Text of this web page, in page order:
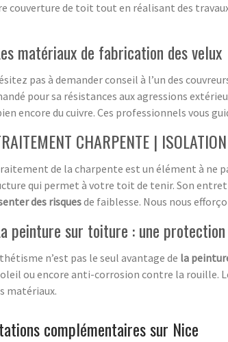
couverture de toit tout en réalisant des
matériaux de fabrication des velux
pas à demander conseil à l’un des
pour sa résistances aux agressions
encore du cuivre. Ces professionnels vous
CHARPENTE | ISOLATION
de la charpente est un élément à ne
qui permet à votre toit de tenir. Son
des risquesde faiblesse. Nous nous
peinture sur toiture : une
n’est pas le seul avantage de la
ou encore anti-corrosion contre la rouille.
matériaux.
complémentaires sur Nice